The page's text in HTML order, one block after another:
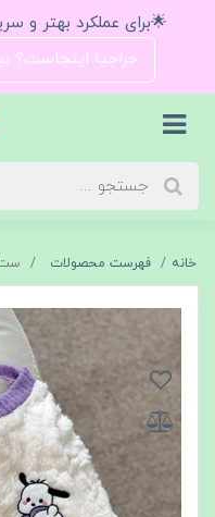
🌟برای عملکرد بهتر و
حراجیا اینجاست؟
خانه فهرست محصولات ست